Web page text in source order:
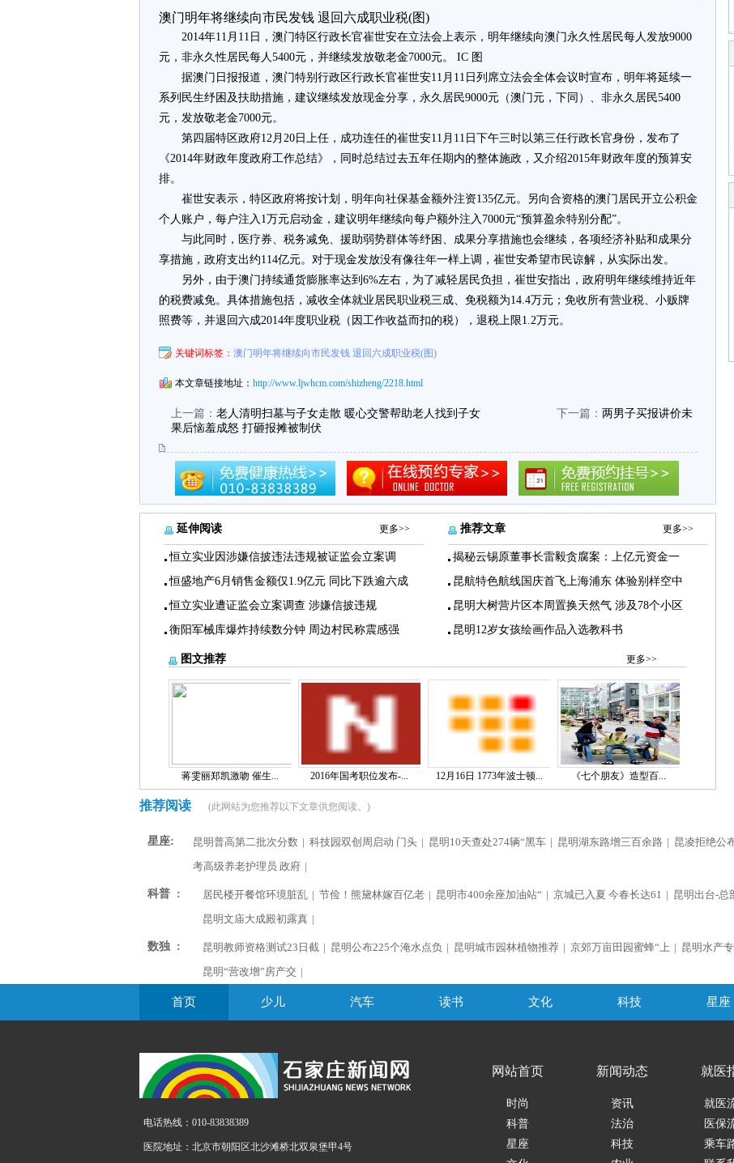
澳门明年将继续向市民发钱 退回六成职业税(图)
2014年11月11日，澳门特区行政长官崔世安在立法会上表示，明年继续向澳门永久性居民每人发放9000
元，非永久性居民每人5400元，并继续发放敬老金7000元。 IC 图
据澳门日报报道，澳门特别行政区行政长官崔世安11月11日列席立法会全体会议时宣布，明年将延续一
系列民生纾困及扶助措施，建议继续发放现金分享，永久居民9000元（澳门元，下同）、非永久居民5400
元，发放敬老金7000元。
第四届特区政府12月20日上任，成功连任的崔世安11月11日下午三时以第三任行政长官身份，发布了
《2014年财政年度政府工作总结》，同时总结过去五年任期内的整体施政，又介绍2015年财政年度的预算安
排。
崔世安表示，特区政府将按计划，明年向社保基金额外注资135亿元。另向合资格的澳门居民开立公积金
个人账户，每户注入1万元启动金，建议明年继续向每户额外注入7000元“预算盈余特别分配”。
与此同时，医疗券、税务减免、援助弱势群体等纾困、成果分享措施也会继续，各项经济补贴和成果分
享措施，政府支出约114亿元。对于现金发放没有像往年一样上调，崔世安希望市民谅解，从实际出发。
另外，由于澳门持续通货膨胀率达到6%左右，为了减轻居民负担，崔世安指出，政府明年继续维持近年
的税费减免。具体措施包括，减收全体就业居民职业税三成、免税额为14.4万元；免收所有营业税、小贩牌
照费等，并退回六成2014年度职业税（因工作收益而扣的税），退税上限1.2万元。
关键词标签： 澳门明年将继续向市民发钱 退回六成职业税(图)
本文章链接地址： http://www.ljwhcm.com/shizheng/2218.html
上一篇： 老人清明扫墓与子女走散 暖心交警帮助老人找到子女 下一篇： 两男子买报讲价未
果后恼羞成怒 打砸报摊被制伏
延伸阅读 更多>>
恒立实业因涉嫌信披违法违规被证监会立案调
恒盛地产6月销售金额仅1.9亿元 同比下跌逾六成
恒立实业遭证监会立案调查 涉嫌信披违规
衡阳军械库爆炸持续数分钟 周边村民称震感强
推荐文章 更多>>
揭秘云锡原董事长雷毅贪腐案：上亿元资金一
昆航特色航线国庆首飞上海浦东 体验别样空中
昆明大树营片区本周置换天然气 涉及78个小区
昆明12岁女孩绘画作品入选教科书
图文推荐 更多>>
蒋雯丽郑凯激吻 催生... 2016年国考职位发布-... 12月16日 1773年波士顿... 《七个朋友》造型百...
推荐阅读 (此网站为您推荐以下文章供您阅读。)
星座: 昆明普高第二批次分数 | 科技园双创周启动 门头 | 昆明10天查处274辆“黑车 | 昆明湖东路增三百余路 | 昆凌拒绝公
考高级养老护理员 政府 |
科普 : 居民楼开餐馆环境脏乱 | 节俭！熊黛林嫁百亿老 | 昆明市400余座加油站“ | 京城已入夏 今春长达61 | 昆明出台-总
昆明文庙大成殿初露真 |
数独 : 昆明教师资格测试23日截 | 昆明公布225个淹水点负 | 昆明城市园林植物推荐 | 京郊万亩田园蜜蜂“上 | 昆明水产
昆明“营改增”房产交 |
首页 少儿 汽车 读书 文化 科技 星座
电话热线：010-83838389
医院地址：北京市朝阳区北沙滩桥北双泉堡甲4号
网站首页
时尚
科普
星座
新闻动态
资讯
法治
科技
就医
就医
医保
乘车